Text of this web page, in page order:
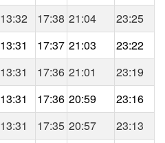
13:32 17:38 21:04
23:25
13:31 17:37 21:03
23:22
13:31 17:36 21:01
23:19
13:31 17:36 20:59
23:16
13:31 17:35 20:57
23:13